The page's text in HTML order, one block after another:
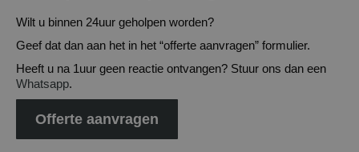
Wilt u binnen 24uur geholpen worden?
Geef dat dan aan het in het “offerte aanvragen” formulier.
Heeft u na 1uur geen reactie ontvangen? Stuur ons dan een
Whatsapp.
Offerte aanvragen